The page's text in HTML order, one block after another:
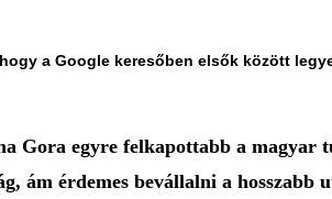
a Google keresőben elsők között
Gora egyre felkapottabb a
ám érdemes bevállalni a hosszabb